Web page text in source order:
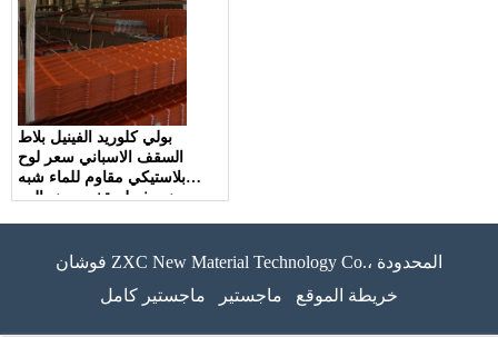
بولي كلوريد الفينيل بلاط
السقف الاسباني سعر لوح
بلاستيكي مقاوم للماء شبه
منحرف لسقف مصنع البيع
فوشان ZXC New Material Technology Co.، المحدودة
خريطة الموقع
ماجستير ماجستير كامل